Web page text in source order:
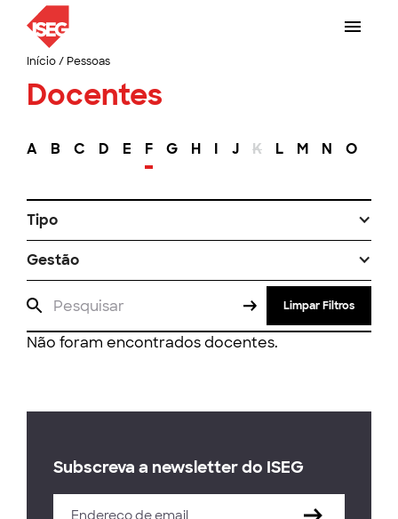
Início/ Pessoas
Docentes
A B C D E F G H I J K L M N O
Tipo
Gestão
Limpar Filtros
Não foram encontrados docentes.
Subscreva a newsletter do ISEG